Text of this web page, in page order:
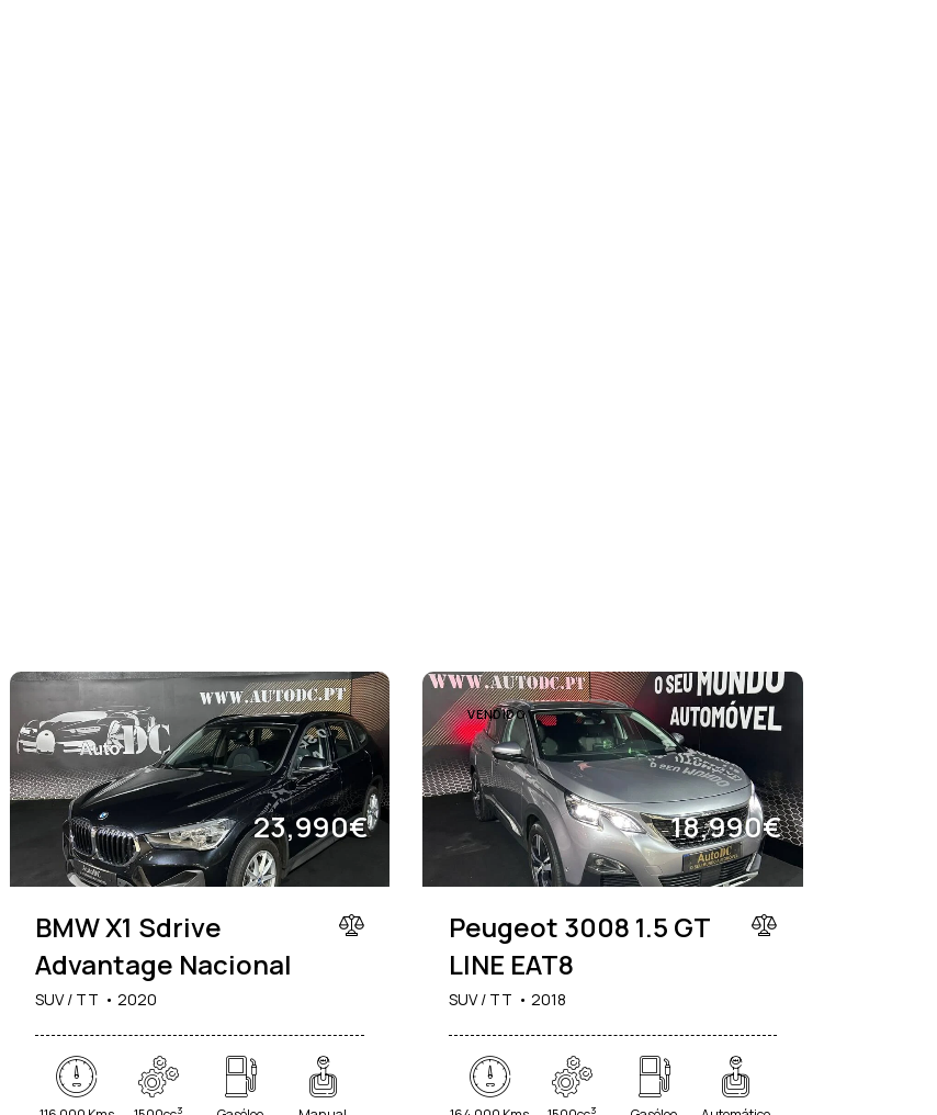
23,990€
BMW X1 Sdrive
Advantage Nacional
SUV / TT 2020
3
VENDIDO
18,990€
Peugeot 3008 1.5 GT
LINE EAT8
SUV / TT 2018
3